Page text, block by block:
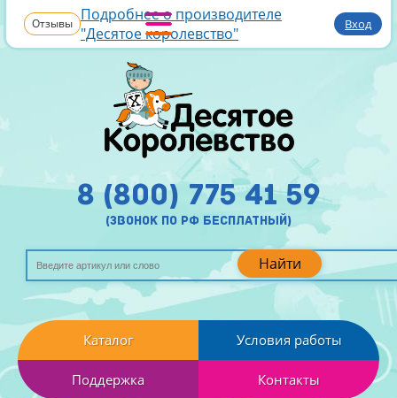
Отзывы Подробнее о производителе
"Десятое королевство"
Вход
Найти
8 (800) 775 41 59
(звонок по рф бесплатный)
Каталог Условия работы
Поддержка Контакты